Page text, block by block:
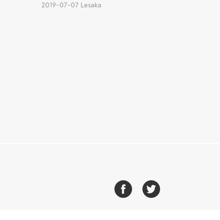
2019-07-07 Lesaka